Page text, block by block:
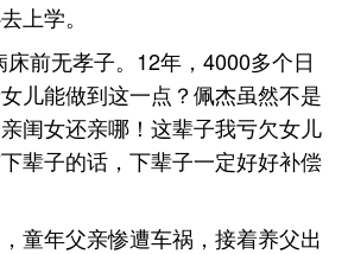
上学。
床前无孝子。12年，4000多个日
儿能做到这一点？佩杰虽然不是
闺女还亲哪！这辈子我亏欠女儿
辈子的话，下辈子一定好好补偿
童年父亲惨遭车祸，接着养父出